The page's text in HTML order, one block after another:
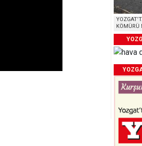
KÖMÜRÜ